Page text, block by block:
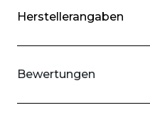
Herstellerangaben
Bewertungen